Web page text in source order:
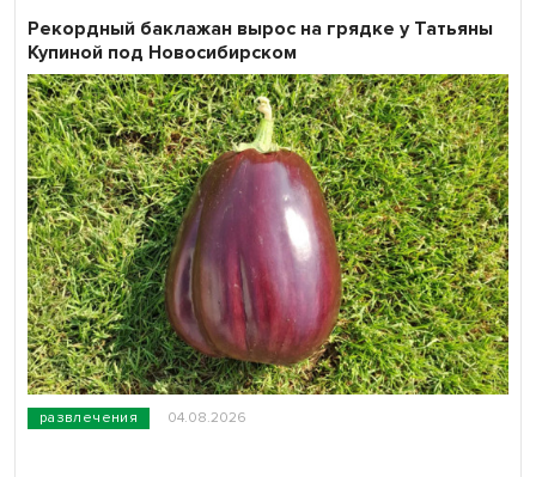
развлечения 04.08.2026
Рекордный баклажан вырос на грядке у Татьяны
Купиной под Новосибирском